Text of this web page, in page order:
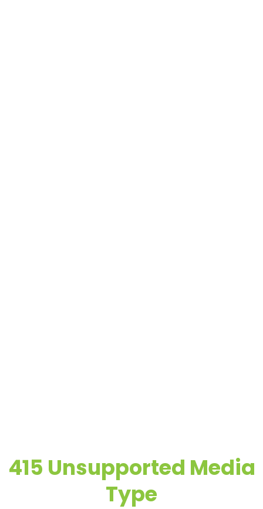
415 Unsupported Media
Type